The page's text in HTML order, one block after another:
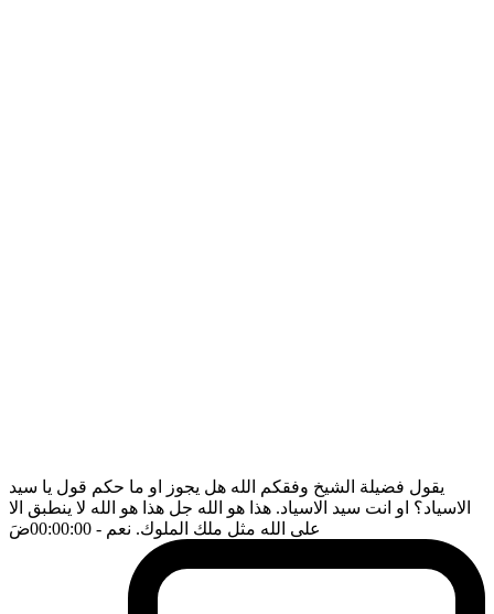
يقول فضيلة الشيخ وفقكم الله هل يجوز او ما حكم قول يا سيد
الاسياد؟ او انت سيد الاسياد. هذا هو الله جل هذا هو الله لا ينطبق الا
على الله مثل ملك الملوك. نعم - 00:00:00 ضَ